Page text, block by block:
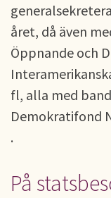
året, då även
Öppnande och
fl, alla med
Demokratifond
.
På